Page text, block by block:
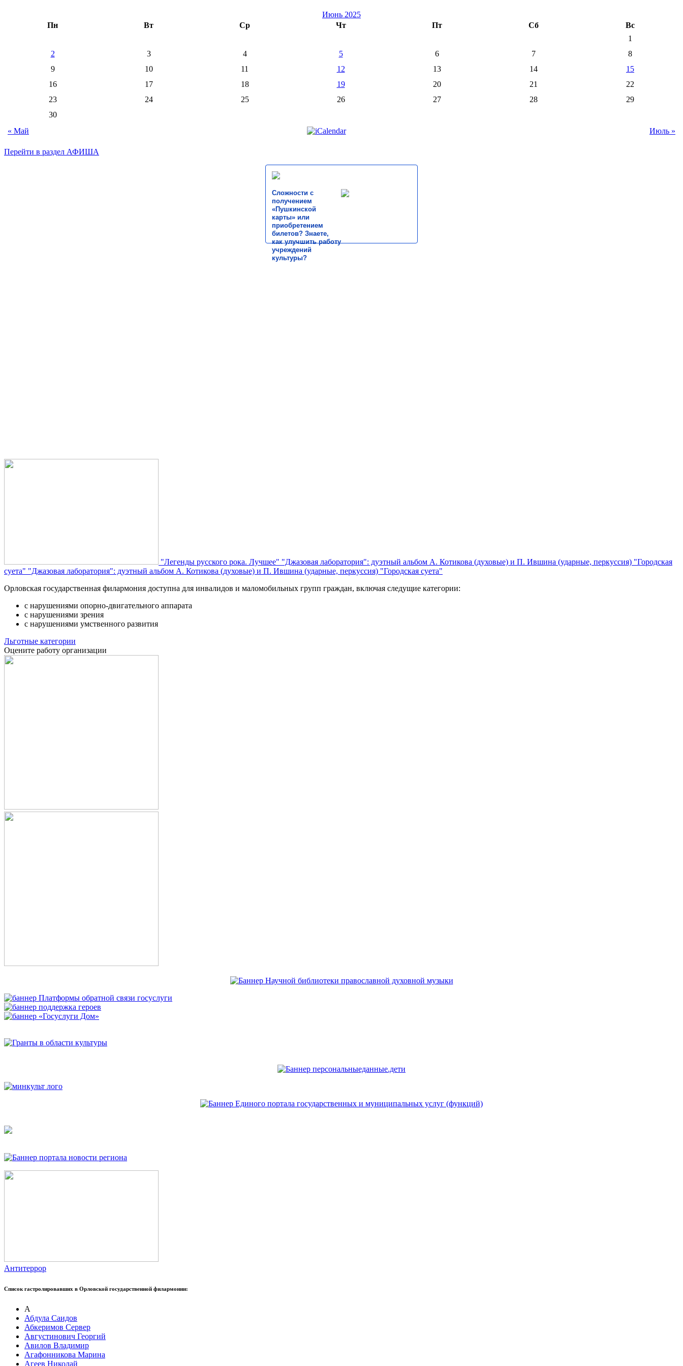
Июнь 2025
Пн
Вт Ср Чт Пт Сб
Вс
1
2
3 4 5 6 7
8
9
10 11 12 13 14
15
16
17 18 19 20 21
22
23
24 25 26 27 28
29
30
« Май
Июль »
Перейти в раздел АФИША
Сложности с
получением
«Пушкинской
карты» или
приобретением
билетов? Знаете,
как улучшить работу
учреждений
культуры?
"Легенды русского рока. Лучшее" "Джазовая лаборатория": дуэтный альбом А. Котикова (духовые) и П. Ившина (ударные, перкуссия) "Городская
суета" "Джазовая лаборатория": дуэтный альбом А. Котикова (духовые) и П. Ившина (ударные, перкуссия) "Городская суета"
Орловская государственная филармония доступна для инвалидов и маломобильных групп граждан, включая следущие категории:
с нарушениями опорно-двигательного аппарата
с нарушениями зрения
с нарушениями умственного развития
Льготные категории
Оцените работу организации
Антитеррор
Список гастролировавших в Орловской государственной филармонии:
А
Абдула Саидов
Абкеримов Сервер
Августинович Георгий
Авилов Владимир
Агафонникова Марина
Агеев Николай